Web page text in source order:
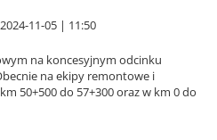
2024-11-05 | 11:50
na koncesyjnym odcinku
na ekipy remontowe i
50+500 do 57+300 oraz w km 0 do